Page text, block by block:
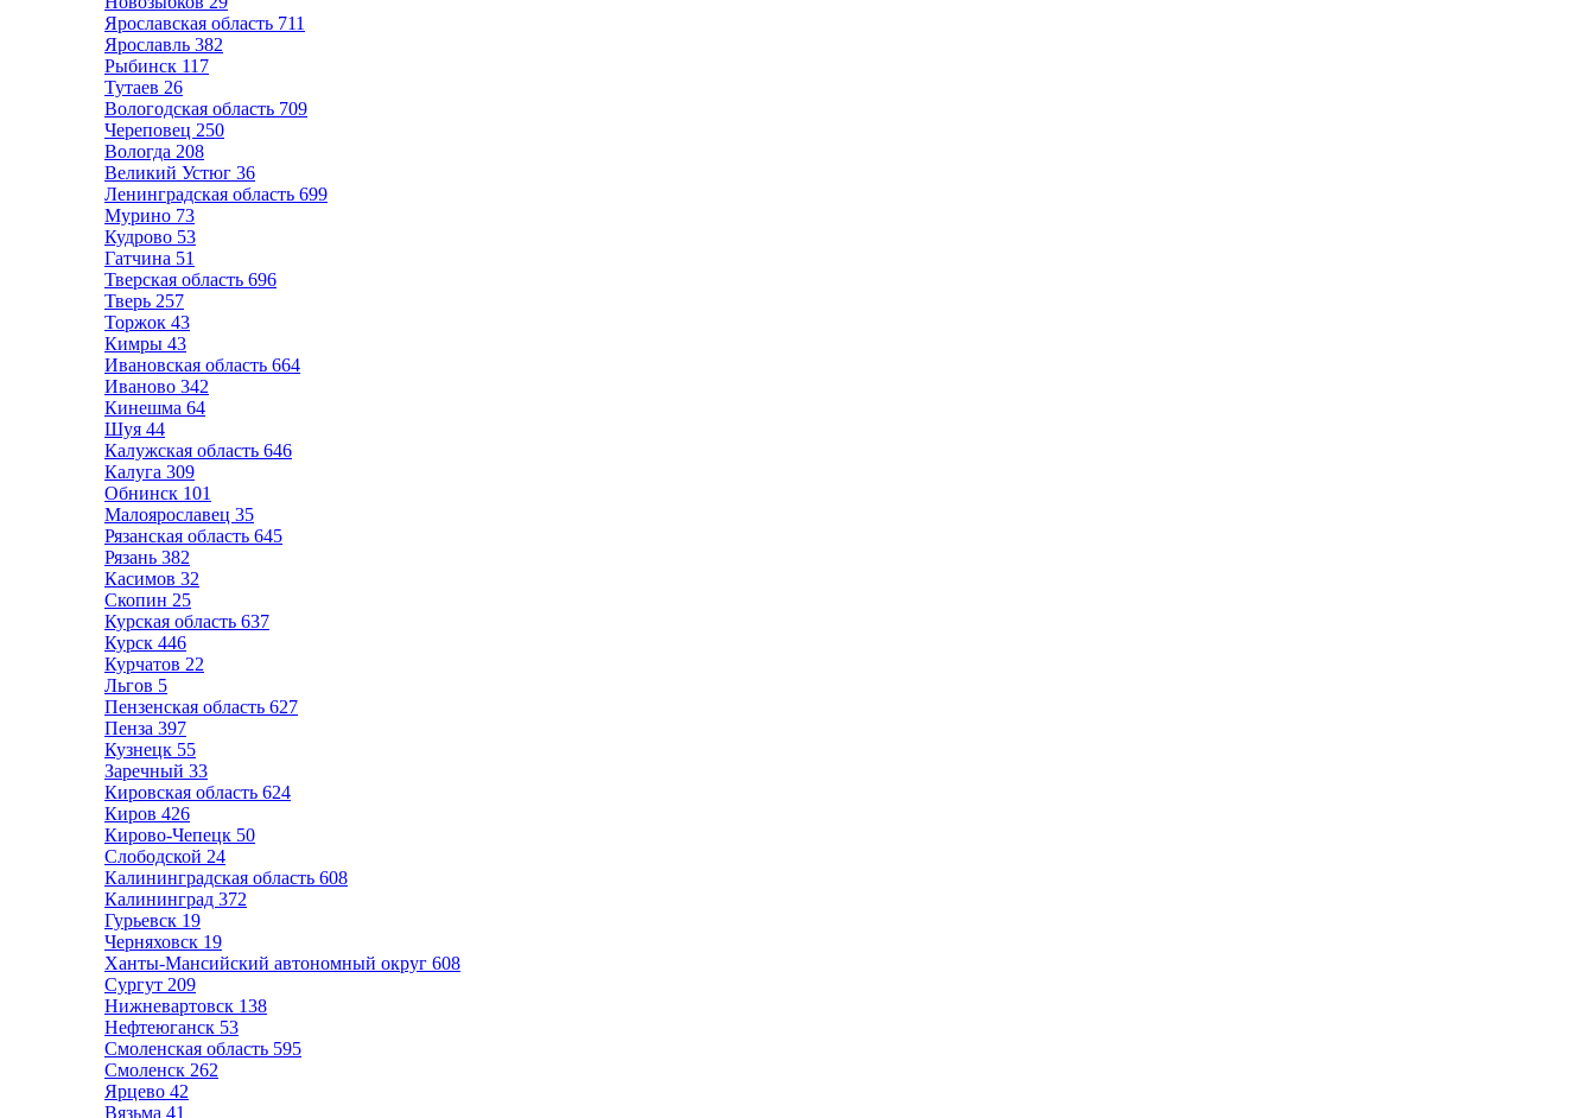
Ярославская область 711
Ярославль 382
Рыбинск 117
Тутаев 26
Вологодская область 709
Череповец 250
Вологда 208
Великий Устюг 36
Ленинградская область 699
Мурино 73
Кудрово 53
Гатчина 51
Тверская область 696
Тверь 257
Торжок 43
Кимры 43
Ивановская область 664
Иваново 342
Кинешма 64
Шуя 44
Калужская область 646
Калуга 309
Обнинск 101
Малоярославец 35
Рязанская область 645
Рязань 382
Касимов 32
Скопин 25
Курская область 637
Курск 446
Курчатов 22
Льгов 5
Пензенская область 627
Пенза 397
Кузнецк 55
Заречный 33
Кировская область 624
Киров 426
Кирово-Чепецк 50
Слободской 24
Калининградская область 608
Калининград 372
Гурьевск 19
Черняховск 19
Ханты-Мансийский автономный округ 608
Сургут 209
Нижневартовск 138
Нефтеюганск 53
Смоленская область 595
Смоленск 262
Ярцево 42
Вязьма 41